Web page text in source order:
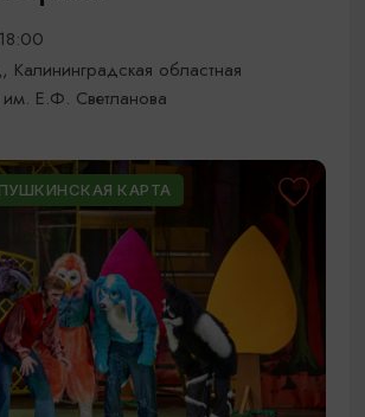
Калининградская областная
Е.Ф. Светланова
ПУШКИНСКАЯ КАРТА